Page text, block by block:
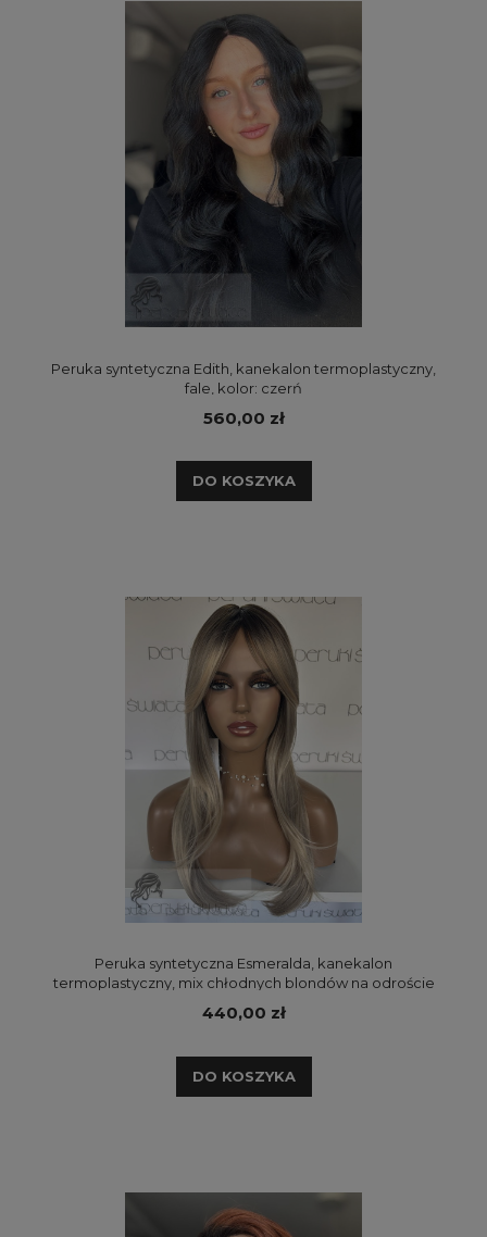
Peruka syntetyczna Edith, kanekalon termoplastyczny,
fale, kolor: czerń
560,00 zł
DO KOSZYKA
Peruka syntetyczna Esmeralda, kanekalon
termoplastyczny, mix chłodnych blondów na odroście
440,00 zł
DO KOSZYKA